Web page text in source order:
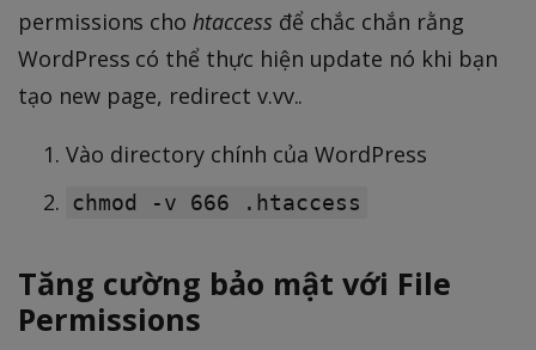
permissions cho htaccess để chắc chắn rằng
WordPress có thể thực hiện update nó khi bạn
tạo new page, redirect v.vv..
Vào directory chính của WordPress
chmod -v 666 .htaccess
Tăng cường bảo mật với File
Permissions